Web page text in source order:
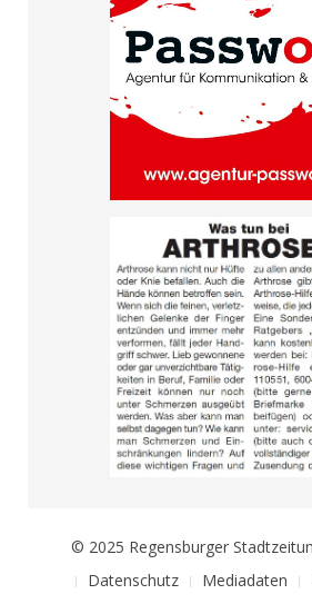
© 2025 Regensburger
Datenschutz
Mediadaten